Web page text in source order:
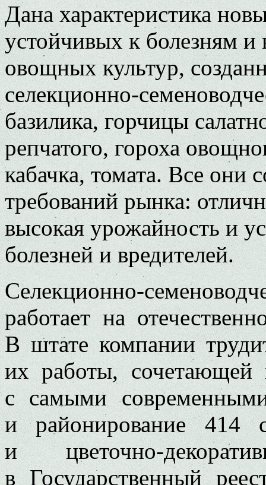
Дана характеристика
устойчивых к болезням и
овощных культур,
селекционно-
базилика, горчицы
репчатого, гороха
кабачка, томата. Все они
требований рынка:
высокая урожайность и
болезней и вредителей.
Селекционно-
работает на
В штате компании
их работы, сочетающей
с самыми
и районирование 414
и цветочно-
в Государственный